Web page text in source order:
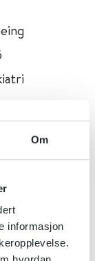
Om
informasjon
and